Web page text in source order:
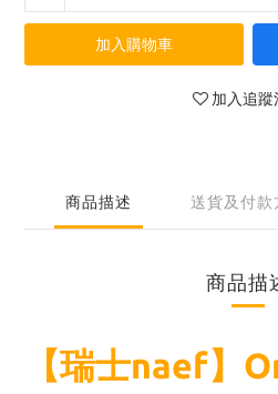
加入購物車
加入追蹤
商品描述 送貨及付款
商品描
【瑞士naef】